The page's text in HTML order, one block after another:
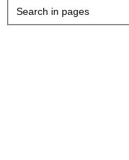
Search in pages